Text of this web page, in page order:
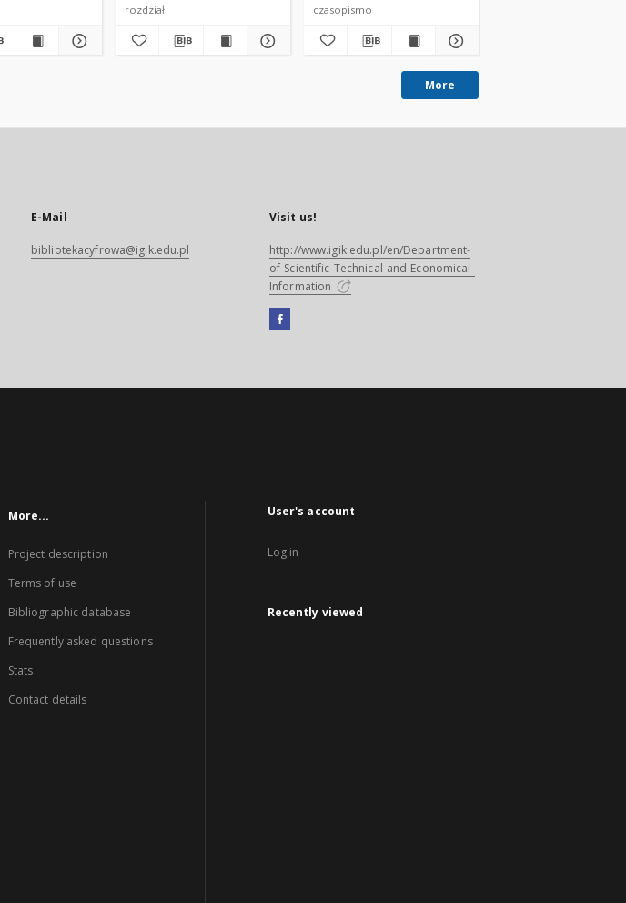
rozdział czasopismo
More
E-Mail
bibliotekacyfrowa@igik.edu.pl
Visit us!
http://www.igik.edu.pl/en/Department-
of-Scientific-Technical-and-Economical-
Information
Facebook
open
More...
Project description
Terms of use
Bibliographic database
Frequently asked questions
Stats
Contact details
User's account
Log in
Recently viewed